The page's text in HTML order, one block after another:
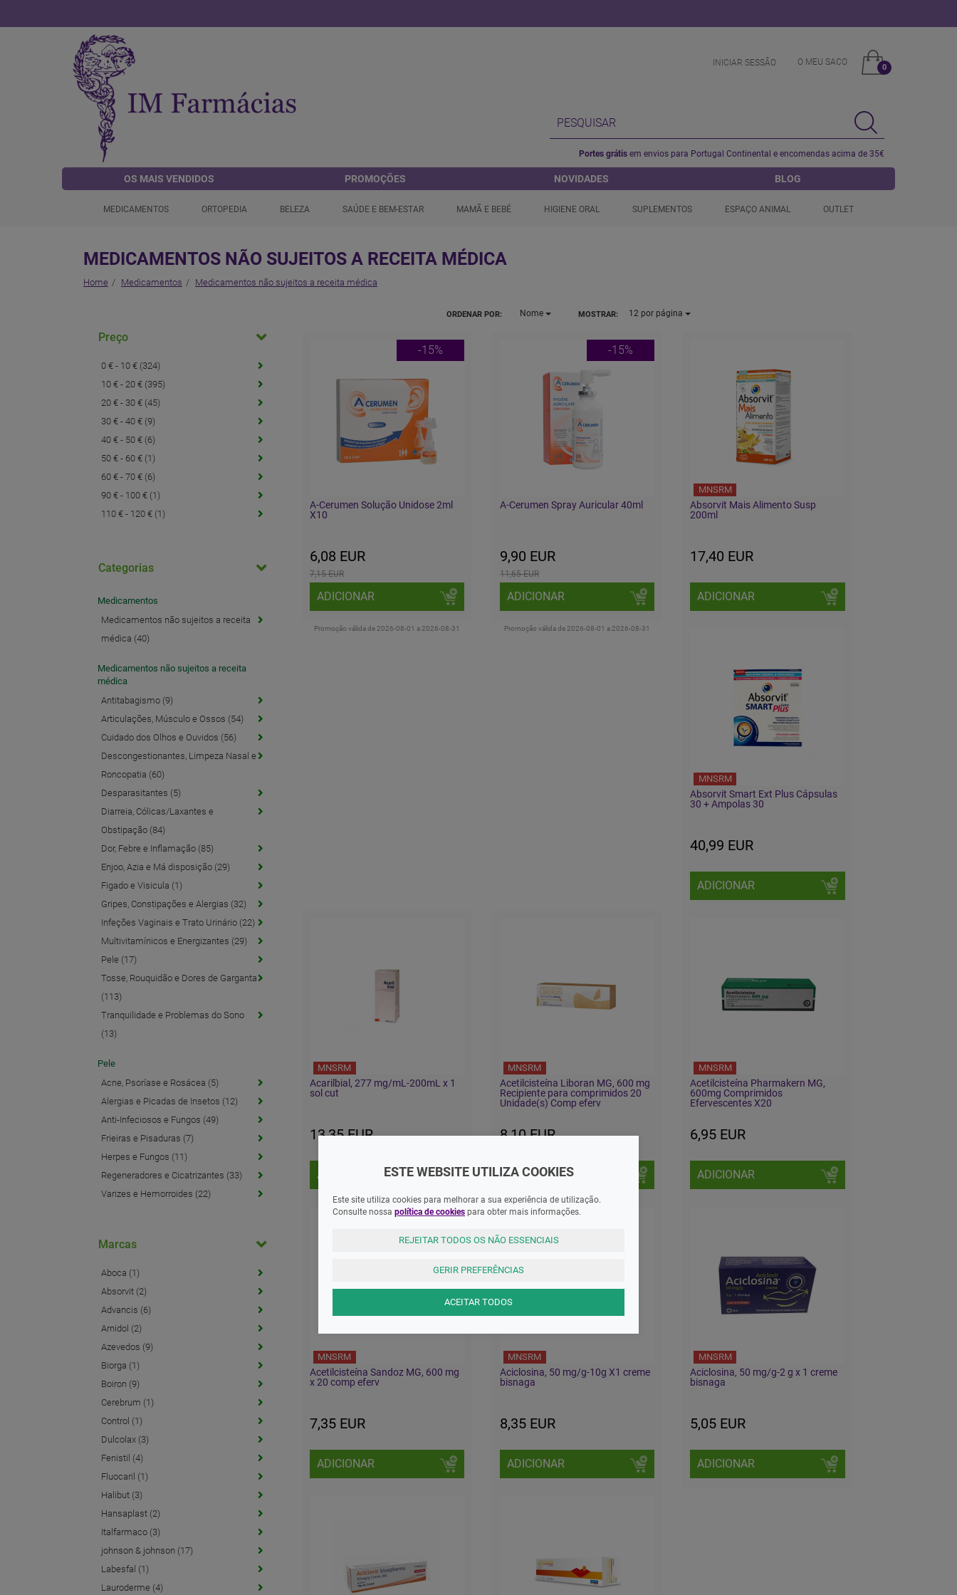
INICIAR SESSÂO O MEU SACO
0
Portes grátis em envios para Portugal Continental e encomendas acima de 35€
OS MAIS VENDIDOS PROMOÇÕES NOVIDADES BLOG
MEDICAMENTOS ORTOPEDIA BELEZA SAÚDE E BEM-ESTAR MAMÃ E BEBÉ HIGIENE ORAL SUPLEMENTOS ESPAÇO ANIMAL OUTLET
MEDICAMENTOS NÃO SUJEITOS A RECEITA MÉDICA
Home Medicamentos Medicamentos não sujeitos a receita médica
Preço
0 € - 10 € (324)
10 € - 20 € (395)
20 € - 30 € (45)
30 € - 40 € (9)
40 € - 50 € (6)
50 € - 60 € (1)
60 € - 70 € (6)
90 € - 100 € (1)
110 € - 120 € (1)
Categorias
Medicamentos
Medicamentos não sujeitos a receita
médica (40)
Medicamentos não sujeitos a receita
médica
Antitabagismo (9)
Articulações, Músculo e Ossos (54)
Cuidado dos Olhos e Ouvidos (56)
Descongestionantes, Limpeza Nasal e
Roncopatia (60)
Desparasitantes (5)
Diarreia, Cólicas/Laxantes e
Obstipação (84)
Dor, Febre e Inflamação (85)
Enjoo, Azia e Má disposição (29)
Figado e Visicula (1)
Gripes, Constipações e Alergias (32)
Infeções Vaginais e Trato Urinário (22)
Multivitamínicos e Energizantes (29)
Pele (17)
Tosse, Rouquidão e Dores de Garganta
(113)
Tranquilidade e Problemas do Sono
(13)
Pele
Acne, Psoríase e Rosácea (5)
Alergias e Picadas de Insetos (12)
Anti-Infeciosos e Fungos (49)
Frieiras e Pisaduras (7)
Herpes e Fungos (11)
Regeneradores e Cicatrizantes (33)
Varizes e Hemorroides (22)
Marcas
Aboca (1)
Absorvit (2)
Advancis (6)
Arnidol (2)
Azevedos (9)
Biorga (1)
Boiron (9)
Cerebrum (1)
Control (1)
Dulcolax (3)
Fenistil (4)
Fluocaril (1)
Halibut (3)
Hansaplast (2)
Italfarmaco (3)
johnson & johnson (17)
Labesfal (1)
Lauroderme (4)
ORDENAR POR: Nome MOSTRAR: 12por página
-15%
A-Cerumen Solução Unidose 2ml
X10
6,08 EUR
7,15 EUR
ADICIONAR
Promoção válida de 2026-08-01 a 2026-08-31
-15%
A-Cerumen Spray Auricular 40ml
9,90 EUR
11,65 EUR
ADICIONAR
Promoção válida de 2026-08-01 a 2026-08-31
MNSRM
Absorvit Mais Alimento Susp
200ml
17,40 EUR
ADICIONAR
MNSRM
Absorvit Smart Ext Plus Cápsulas
30 + Ampolas 30
40,99 EUR
ADICIONAR
MNSRM
Acarilbial, 277 mg/mL-200mL x 1
sol cut
13,35 EUR
ADICIONAR
MNSRM
Acetilcisteína Liboran MG, 600 mg
Recipiente para comprimidos 20
Unidade(s) Comp eferv
8,10 EUR
ADICIONAR
MNSRM
Acetilcisteína Pharmakern MG,
600mg Comprimidos
Efervescentes X20
6,95 EUR
ADICIONAR
MNSRM
Acetilcisteína Sandoz MG, 600 mg
x 20 comp eferv
7,35 EUR
ADICIONAR
MNSRM
Aciclosina, 50 mg/g-10g X1 creme
bisnaga
8,35 EUR
ADICIONAR
MNSRM
Aciclosina, 50 mg/g-2 g x 1 creme
bisnaga
5,05 EUR
ADICIONAR
ESTE WEBSITE UTILIZA COOKIES
Este site utiliza cookies para melhorar a sua experiência de utilização.
Consulte nossa política de cookies para obter mais informações.
REJEITAR TODOS OS NÃO ESSENCIAIS
GERIR PREFERÊNCIAS
ACEITAR TODOS